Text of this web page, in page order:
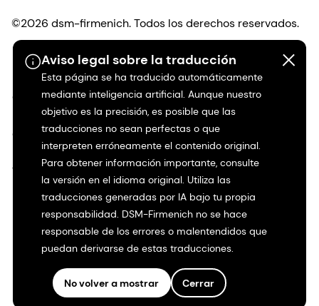
Aviso legal sobre la traducción
Esta página se ha traducido automáticamente
mediante inteligencia artificial. Aunque nuestro
objetivo es la precisión, es posible que las
traducciones no sean perfectas o que
interpreten erróneamente el contenido original.
Para obtener información importante, consulte
la versión en el idioma original. Utiliza las
traducciones generadas por IA bajo tu propia
responsabilidad. DSM-Firmenich no se hace
responsable de los errores o malentendidos que
puedan derivarse de estas traducciones.
No volver a mostrar Cerrar
©2026 dsm-firmenich. Todos los derechos reservados.
Protección de datos
Condiciones de uso
Condiciones generales
Transparencia en California
Declaración de accesibilidad
Información jurídica
Mapa del sitio